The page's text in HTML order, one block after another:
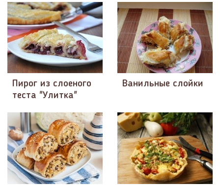
Пирог из слоеного
теста "Улитка"
Ванильные слойки